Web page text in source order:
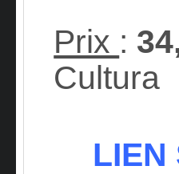
Prix :
Cultura
LIEN